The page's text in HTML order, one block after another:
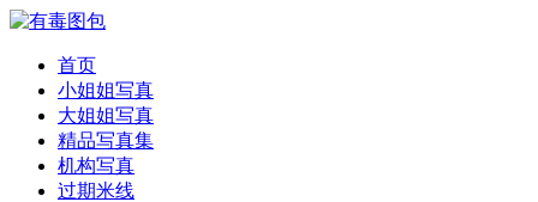
首页
小姐姐写真
大姐姐写真
精品写真集
机构写真
过期米线